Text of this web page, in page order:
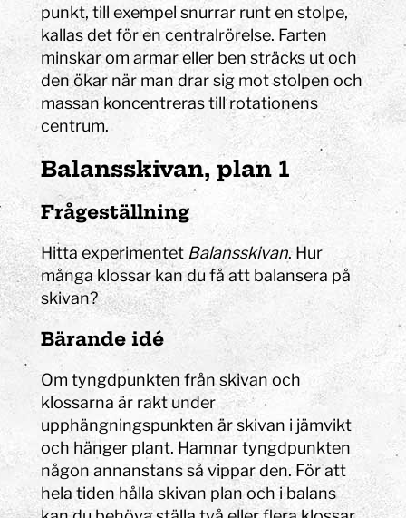
punkt, till exempel snurrar runt en stolpe,
kallas det för en centralrörelse. Farten
minskar om armar eller ben sträcks ut och
den ökar när man drar sig mot stolpen och
massan koncentreras till rotationens
centrum.
Balansskivan, plan 1
Frågeställning
Hitta experimentet Balansskivan. Hur
många klossar kan du få att balansera på
skivan?
Bärande idé
Om tyngdpunkten från skivan och
klossarna är rakt under
upphängningspunkten är skivan i jämvikt
och hänger plant. Hamnar tyngdpunkten
någon annanstans så vippar den. För att
hela tiden hålla skivan plan och i balans